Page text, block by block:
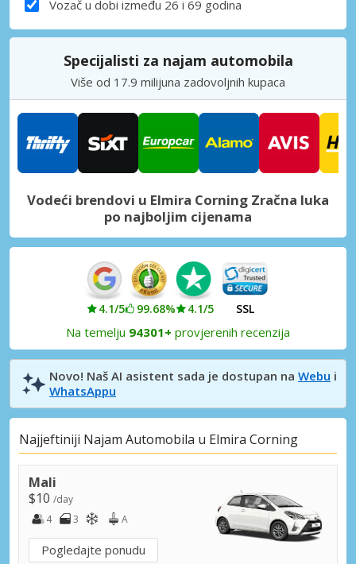
Vozač u dobi između 26 i 69 godina
Specijalisti za najam automobila
Više od 17.9 milijuna zadovoljnih kupaca
Vodeći brendovi u Elmira Corning Zračna luka
po najboljim cijenama
4.1/5 99.68% 4.1/5 SSL
Na temelju 94301+ provjerenih recenzija
Novo! Naš AI asistent sada je dostupan na Webu i
WhatsAppu
Najjeftiniji Najam Automobila u Elmira Corning
Mali
$10 /day
4
3 A
Pogledajte ponudu